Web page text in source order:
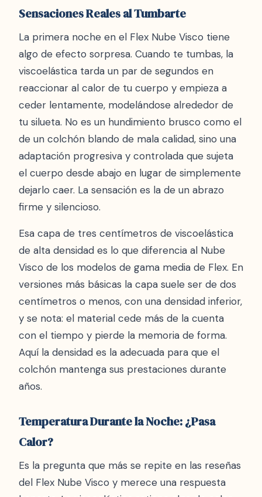
Sensaciones Reales al Tumbarte
La primera noche en el Flex Nube Visco tiene
algo de efecto sorpresa. Cuando te tumbas, la
viscoelástica tarda un par de segundos en
reaccionar al calor de tu cuerpo y empieza a
ceder lentamente, modelándose alrededor de
tu silueta. No es un hundimiento brusco como el
de un colchón blando de mala calidad, sino una
adaptación progresiva y controlada que sujeta
el cuerpo desde abajo en lugar de simplemente
dejarlo caer. La sensación es la de un abrazo
firme y silencioso.
Esa capa de tres centímetros de viscoelástica
de alta densidad es lo que diferencia al Nube
Visco de los modelos de gama media de Flex. En
versiones más básicas la capa suele ser de dos
centímetros o menos, con una densidad inferior,
y se nota: el material cede más de la cuenta
con el tiempo y pierde la memoria de forma.
Aquí la densidad es la adecuada para que el
colchón mantenga sus prestaciones durante
años.
Temperatura Durante la Noche: ¿Pasa
Calor?
Es la pregunta que más se repite en las reseñas
del Flex Nube Visco y merece una respuesta